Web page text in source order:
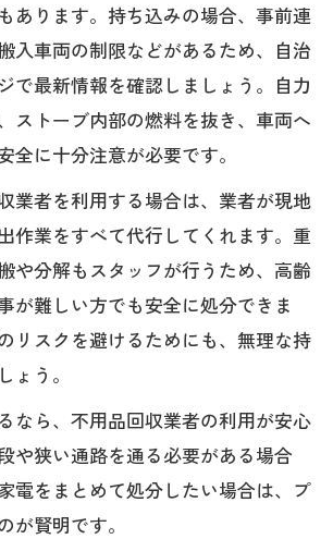
あります。持ち込みの場合、事前連
入車両の制限などがあるため、自治
で最新情報を確認しましょう。自力
ストーブ内部の燃料を抜き、車両へ
全に十分注意が必要です。
業者を利用する場合は、業者が現地
作業をすべて代行してくれます。重
や分解もスタッフが行うため、高齢
が難しい方でも安全に処分できま
リスクを避けるためにも、無理な持
ょう。
なら、不用品回収業者の利用が安心
や狭い通路を通る必要がある場合
電をまとめて処分したい場合は、プ
が賢明です。